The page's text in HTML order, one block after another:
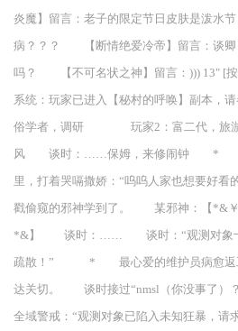
炎魔】留言：老子的限定节日皮肤是泼水
病？？？ 【断情绝爱冷帝】留言：谈卿
吗？ 【不可名状之神】留言：)))
系统：玩家已进入【秘村的呼唤】副本
俗学者，调研 玩家2：富二代，旅
风 谈时：……保姆，来修闹钟 * 小
里，打着哭嗝撒娇：“呜呜人家也想要
戳偷窥的邪神学到了。 某邪神：【*&
*&】 谈时：…… 谈时：“观测对象十
疏散！” * 最心爱的维护员病愈返工
达关切。 谈时接过“nmsl（你没事了
全域警戒：“观测对象已陷入未知狂暴，请